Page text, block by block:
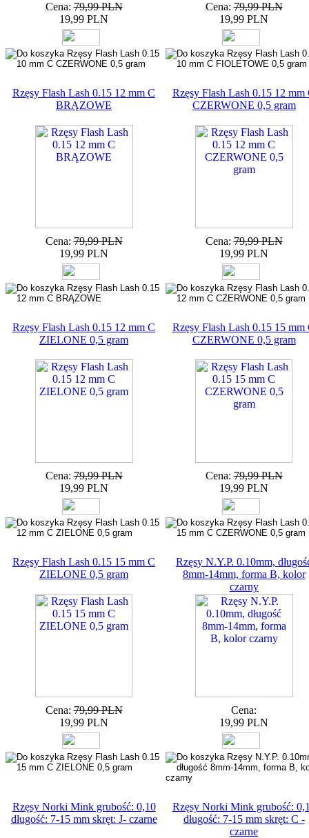
Cena: 79,99 PLN
19,99 PLN
Cena: 79,99 PLN
19,99 PLN
Rzęsy Flash Lash 0.15 12 mm C
BRĄZOWE
Cena: 79,99 PLN
19,99 PLN
Rzęsy Flash Lash 0.15 12 mm
CZERWONE 0,5 gram
Cena: 79,99 PLN
19,99 PLN
Rzęsy Flash Lash 0.15 12 mm C
ZIELONE 0,5 gram
Cena: 79,99 PLN
19,99 PLN
Rzęsy Flash Lash 0.15 15 mm
CZERWONE 0,5 gram
Cena: 79,99 PLN
19,99 PLN
Rzęsy Flash Lash 0.15 15 mm C
ZIELONE 0,5 gram
Cena: 79,99 PLN
19,99 PLN
Rzęsy N.Y.P. 0.10mm,
8mm-14mm, forma B, kolor
czarny
Cena:
19,99 PLN
Rzęsy Norki Mink grubość: 0,10
długość: 7-15 mm skręt: J- czarne
Rzęsy Norki Mink grubość:
długość: 7-15 mm skręt: C -
czarne